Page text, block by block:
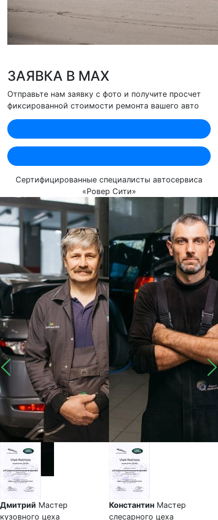
ЗАЯВКА В MAX
Отправьте нам заявку с фото и получите просчет
фиксированной стоимости ремонта вашего авто
Сертифицированные специалисты автосервиса
«Ровер Сити»
Дмитрий Мастер
кузовного цеха
Константин Мастер
слесарного цеха